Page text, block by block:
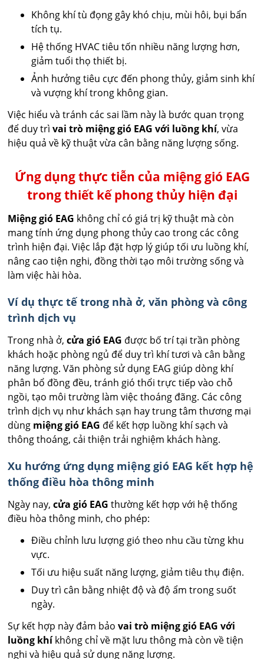
Không khí tù đọng gây khó chịu, mùi hôi, bụi bẩn
tích tụ.
Hệ thống HVAC tiêu tốn nhiều năng lượng hơn,
giảm tuổi thọ thiết bị.
Ảnh hưởng tiêu cực đến phong thủy, giảm sinh khí
và vượng khí trong không gian.
Việc hiểu và tránh các sai lầm này là bước quan trọng
để duy trìvai trò miệng gió EAG với luồng khí, vừa
hiệu quả về kỹ thuật vừa cân bằng năng lượng sống.
Ứng dụng thực tiễn của miệng gió EAG
trong thiết kế phong thủy hiện đại
Miệng gió EAG không chỉ có giá trị kỹ thuật mà còn
mang tính ứng dụng phong thủy cao trong các công
trình hiện đại. Việc lắp đặt hợp lý giúp tối ưu luồng khí,
nâng cao tiện nghi, đồng thời tạo môi trường sống và
làm việc hài hòa.
Ví dụ thực tế trong nhà ở, văn phòng và công
trình dịch vụ
Trong nhà ở,cửa gió EAG được bố trí tại trần phòng
khách hoặc phòng ngủ để duy trì khí tươi và cân bằng
năng lượng. Văn phòng sử dụng EAG giúp dòng khí
phân bổ đồng đều, tránh gió thổi trực tiếp vào chỗ
ngồi, tạo môi trường làm việc thoáng đãng. Các công
trình dịch vụ như khách sạn hay trung tâm thương mại
dùng miệng gió EAG để kết hợp luồng khí sạch và
thông thoáng, cải thiện trải nghiệm khách hàng.
Xu hướng ứng dụng miệng gió EAG kết hợp hệ
thống điều hòa thông minh
Ngày nay,cửa gió EAG thường kết hợp với hệ thống
điều hòa thông minh, cho phép:
Điều chỉnh lưu lượng gió theo nhu cầu từng khu
vực.
Tối ưu hiệu suất năng lượng, giảm tiêu thụ điện.
Duy trì cân bằng nhiệt độ và độ ẩm trong suốt
ngày.
Sự kết hợp này đảm bảovai trò miệng gió EAG với
luồng khíkhông chỉ về mặt lưu thông mà còn về tiện
nghi và hiệu quả sử dụng năng lượng.